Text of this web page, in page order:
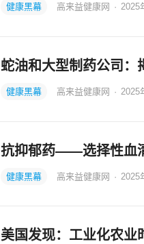
健康黑幕 高来益健康网 · 2025
蛇油和大型制药公司：
健康黑幕 高来益健康网 · 2025
抗抑郁药——选择性血
健康黑幕 高来益健康网 · 2025
美国发现：工业化农业